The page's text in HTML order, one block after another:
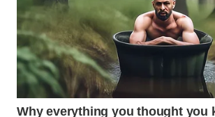
WAHANA
TV
WAHANANEWS
ID
WAHANANEWS